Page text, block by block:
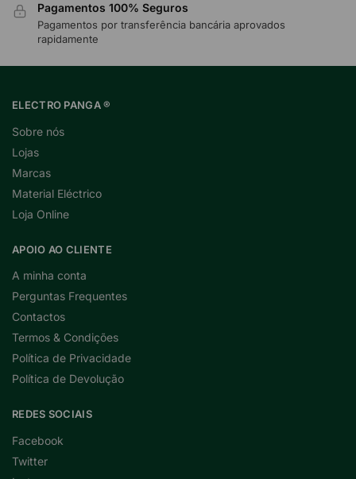
Pagamentos 100% Seguros
Pagamentos por transferência bancária aprovados
rapidamente
ELECTRO PANGA ®
Sobre nós
Lojas
Marcas
Material Eléctrico
Loja Online
APOIO AO CLIENTE
A minha conta
Perguntas Frequentes
Contactos
Termos & Condições
Política de Privacidade
Política de Devolução
REDES SOCIAIS
Facebook
Twitter